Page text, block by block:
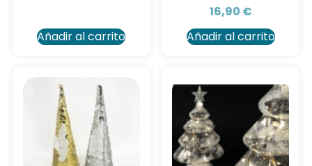
Añadir al carrito
16,90 €
Añadir al carrito